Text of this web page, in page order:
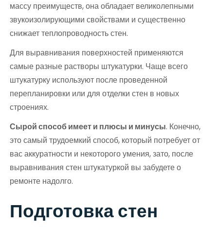
массу преимуществ, она обладает великолепными
звукоизолирующими свойствами и существенно
снижает теплопроводность стен.
Для выравнивания поверхностей применяются
самые разные растворы штукатурки. Чаще всего
штукатурку используют после проведенной
перепланировки или для отделки стен в новых
строениях.
Сырой способ имеет и плюсы и минусы. Конечно,
это самый трудоемкий способ, который потребует от
вас аккуратности и некоторого умения, зато, после
выравнивания стен штукатуркой вы забудете о
ремонте надолго.
Подготовка стен